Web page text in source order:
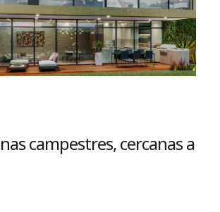
campestres, cercanas a